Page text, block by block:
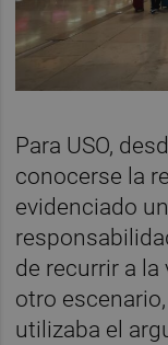
Para USO,
conocerse la
evidenciado
de recurrir a
otro
utilizaba el